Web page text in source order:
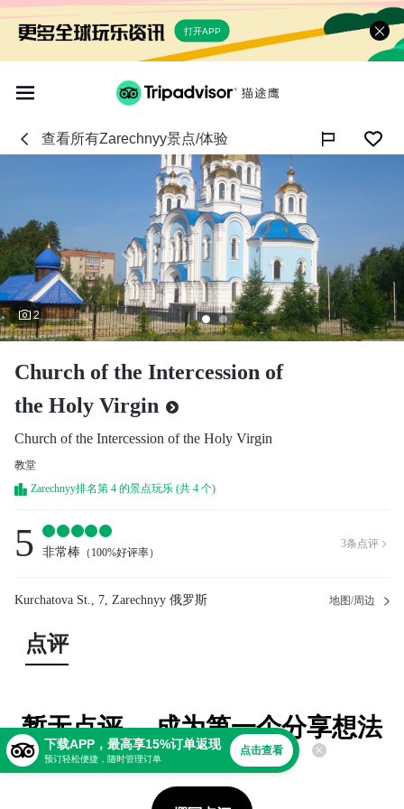
打开APP
查看所有Zarechnyy景点/体验
2
Church of the Intercession of
the Holy Virgin
Church of the Intercession of the Holy Virgin
教堂
Zarechnyy排名第 4 的景点玩乐 (共 4 个)
5 非常棒 （ 100%好评率）
3条点评 
Kurchatova St., 7, Zarechnyy 俄罗斯 地图/周边
点评
暂无点评。 成为第一个分享想法
的人！
下载APP，最高享15%订单返现
预订轻松便捷，随时管理订单
点击查看